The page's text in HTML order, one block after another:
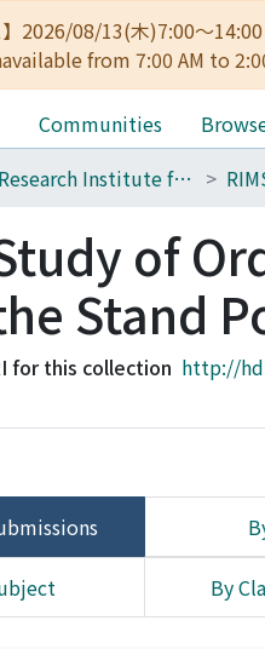
】2026/08/13(木)7:00～
from 7:00 AM to
Communities
400_Research Institute for Mathematical Sciences
of
Stand
for this collection http://
By